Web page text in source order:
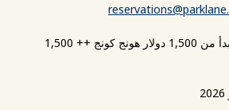
يبدأ من 1,500 دولار هونج كونج ++ 1,500